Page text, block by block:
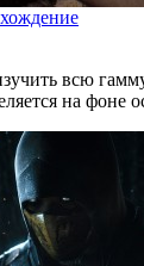
всю
на фоне